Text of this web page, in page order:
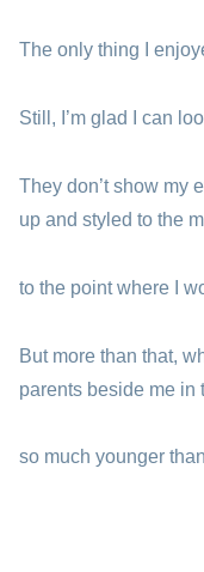
The only thing I
Still, I’m glad I can
They don’t show my
up and styled to the
to the point where I
But more than that,
parents beside me in
so much younger